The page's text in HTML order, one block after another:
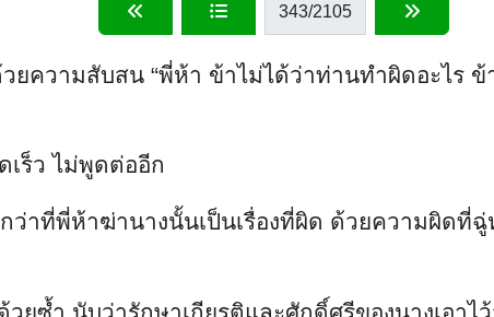
343/2105
ยความสับสน “พี่ห้า ข้าไม่ได้ว่าท่านทำผิดอะไร
เร็ว ไม่พูดต่ออีก
กว่าที่พี่ห้าฆ่านางนั้นเป็นเรื่องที่ผิด ด้วยความผิด